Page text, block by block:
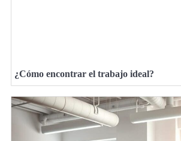
¿Cómo encontrar el trabajo ideal?